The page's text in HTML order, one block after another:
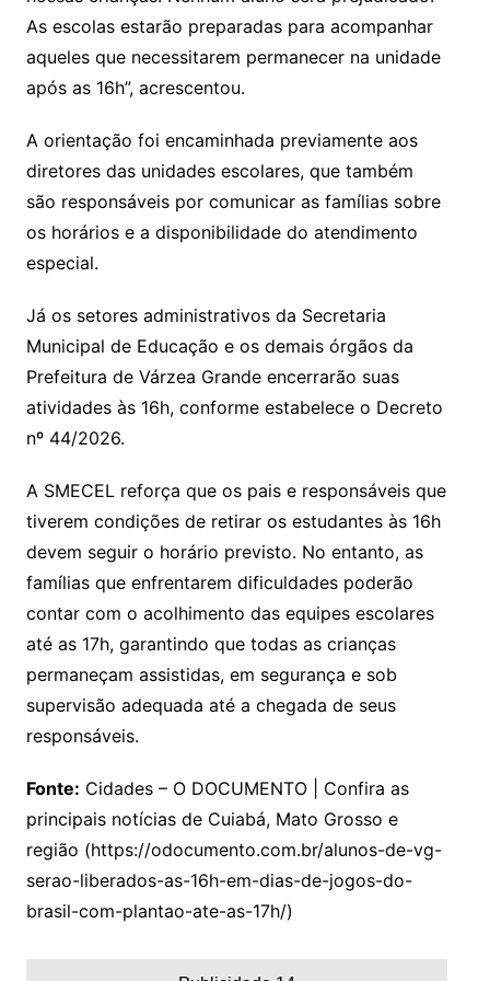
As escolas estarão preparadas para acompanhar
aqueles que necessitarem permanecer na unidade
após as 16h”, acrescentou.
A orientação foi encaminhada previamente aos
diretores das unidades escolares, que também
são responsáveis por comunicar as famílias sobre
os horários e a disponibilidade do atendimento
especial.
Já os setores administrativos da Secretaria
Municipal de Educação e os demais órgãos da
Prefeitura de Várzea Grande encerrarão suas
atividades às 16h, conforme estabelece o Decreto
nº 44/2026.
A SMECEL reforça que os pais e responsáveis que
tiverem condições de retirar os estudantes às 16h
devem seguir o horário previsto. No entanto, as
famílias que enfrentarem dificuldades poderão
contar com o acolhimento das equipes escolares
até as 17h, garantindo que todas as crianças
permaneçam assistidas, em segurança e sob
supervisão adequada até a chegada de seus
responsáveis.
Fonte: Cidades – O DOCUMENTO | Confira as
principais notícias de Cuiabá, Mato Grosso e
região (https://odocumento.com.br/alunos-de-vg-
serao-liberados-as-16h-em-dias-de-jogos-do-
brasil-com-plantao-ate-as-17h/)